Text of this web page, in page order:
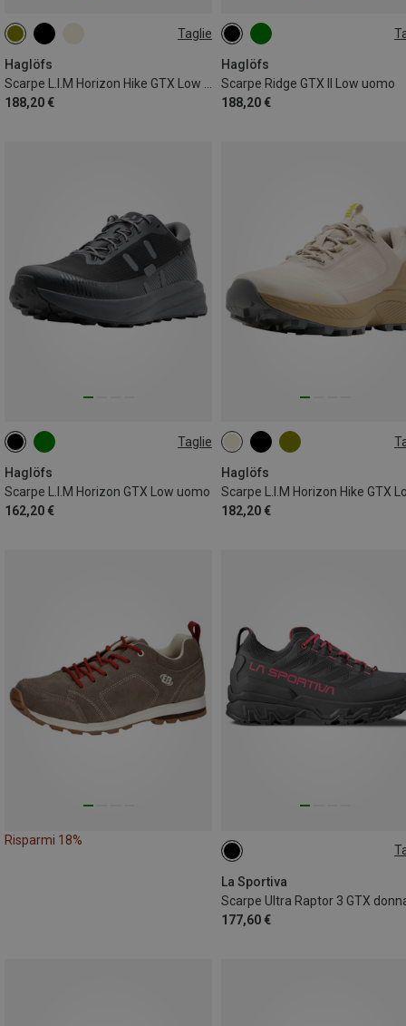
Taglie
Haglöfs
Scarpe L.I.M Horizon Hike GTX Low uomo
188,20 €
Haglöfs
Scarpe Ridge GTX II Low uomo
188,20 €
Taglie
Haglöfs
Scarpe L.I.M Horizon GTX Low uomo
162,20 €
Haglöfs
182,20 €
Risparmi 18%
La Sportiva
Scarpe Ultra Raptor 3 GTX
177,60 €
37